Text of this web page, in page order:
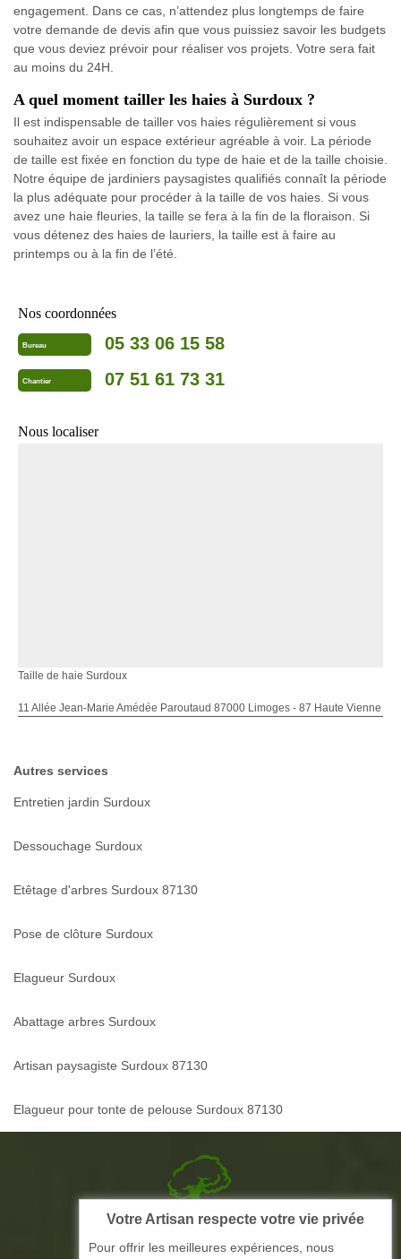
engagement. Dans ce cas, n’attendez plus longtemps de faire
votre demande de devis afin que vous puissiez savoir les budgets
que vous deviez prévoir pour réaliser vos projets. Votre sera fait
au moins du 24H.
A quel moment tailler les haies à Surdoux ?
Il est indispensable de tailler vos haies régulièrement si vous
souhaitez avoir un espace extérieur agréable à voir. La période
de taille est fixée en fonction du type de haie et de la taille choisie.
Notre équipe de jardiniers paysagistes qualifiés connaît la période
la plus adéquate pour procéder à la taille de vos haies. Si vous
avez une haie fleuries, la taille se fera à la fin de la floraison. Si
vous détenez des haies de lauriers, la taille est à faire au
printemps ou à la fin de l’été.
Nos coordonnées
Bureau 05 33 06 15 58
Chantier 07 51 61 73 31
Nous localiser
Taille de haie Surdoux
11 Allée Jean-Marie Amédée Paroutaud 87000 Limoges - 87 Haute Vienne
Autres services
Entretien jardin Surdoux
Dessouchage Surdoux
Etêtage d'arbres Surdoux 87130
Pose de clôture Surdoux
Elagueur Surdoux
Abattage arbres Surdoux
Artisan paysagiste Surdoux 87130
Elagueur pour tonte de pelouse Surdoux 87130
Picque elagage 87
Votre Artisan respecte votre vie privée
Pour offrir les meilleures expériences, nous